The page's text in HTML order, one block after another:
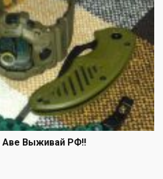
Выживай РФ!!